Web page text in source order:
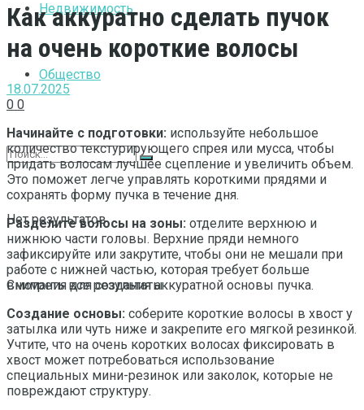
Недвижимость
Общество
Нет результатов
Смотреть все результаты
Как аккуратно сделать пучок
на очень короткие волосы
18.07.2025
0 0
Начинайте с подготовки: используйте небольшое
количество текстурирующего спрея или мусса, чтобы
придать волосам лучшее сцепление и увеличить объем.
Это поможет легче управлять короткими прядями и
сохранять форму пучка в течение дня.
Разделите волосы на зоны: отделите верхнюю и
нижнюю части головы. Верхние пряди немного
зафиксируйте или закрутите, чтобы они не мешали при
работе с нижней частью, которая требует больше
внимания для создания аккуратной основы пучка.
Создание основы: соберите короткие волосы в хвост у
затылка или чуть ниже и закрепите его мягкой резинкой.
Учтите, что на очень коротких волосах фиксировать в
хвост может потребоваться использование
специальных мини-резинок или заколок, которые не
повреждают структуру.